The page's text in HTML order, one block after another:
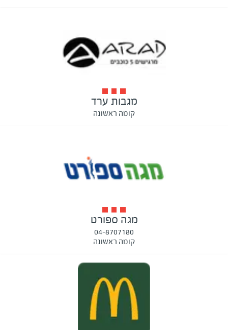
מגבות ערד
קומה ראשונה
מגה ספורט
04-8707180
קומה ראשונה